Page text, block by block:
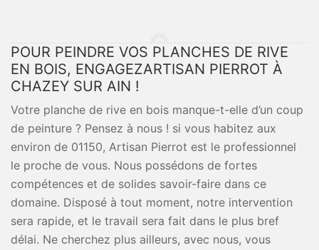
POUR PEINDRE VOS PLANCHES DE RIVE
EN BOIS, ENGAGEZARTISAN PIERROT À
CHAZEY SUR AIN !
Votre planche de rive en bois manque-t-elle d’un coup
de peinture ? Pensez à nous ! si vous habitez aux
environ de 01150, Artisan Pierrot est le professionnel
le proche de vous. Nous possédons de fortes
compétences et de solides savoir-faire dans ce
domaine. Disposé à tout moment, notre intervention
sera rapide, et le travail sera fait dans le plus bref
délai. Ne cherchez plus ailleurs, avec nous, vous